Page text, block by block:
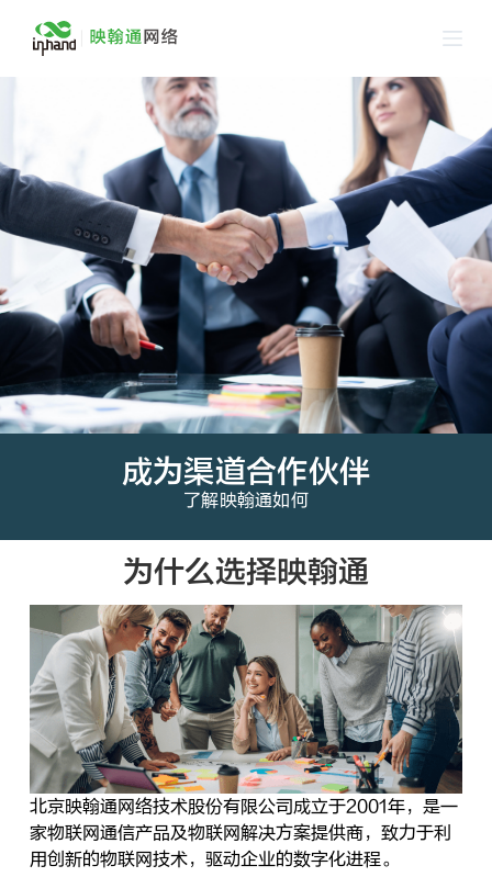
跳
过
成为渠道合作伙伴
了解映翰通如何
为什么选择映翰通
北京映翰通网络技术股份有限公司成立于2001年，是一
家物联网通信产品及物联网解决方案提供商，致力于利
用创新的物联网技术，驱动企业的数字化进程。